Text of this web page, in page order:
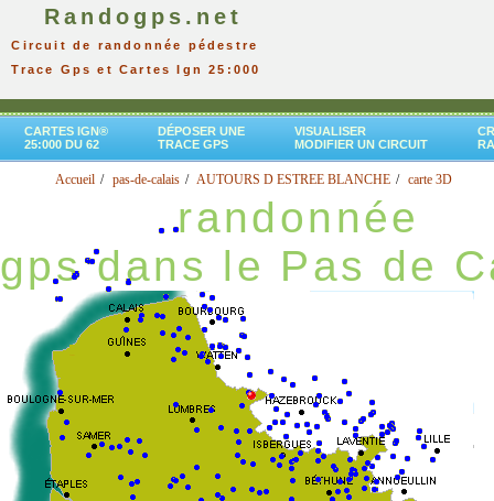
Randogps.net
Circuit de randonnée pédestre
Trace Gps et Cartes Ign 25:000
CARTES IGN®
25:000 DU 62
DÉPOSER UNE
TRACE GPS
VISUALISER
MODIFIER UN CIRCUIT
Accueil pas-de-calais AUTOURS D ESTREE BLANCHE carte 3D
randonnée
gps dans le Pas de